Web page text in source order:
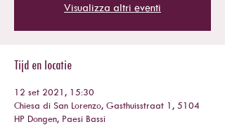
Visualizza altri eventi
Tijd en locatie
12 set 2021, 15:30
Chiesa di San Lorenzo, Gasthuisstraat 1, 5104
HP Dongen, Paesi Bassi